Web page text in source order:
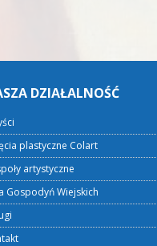
DZIAŁALNOŚĆ
plastyczne Colart
artystyczne
Gospodyń Wiejskich